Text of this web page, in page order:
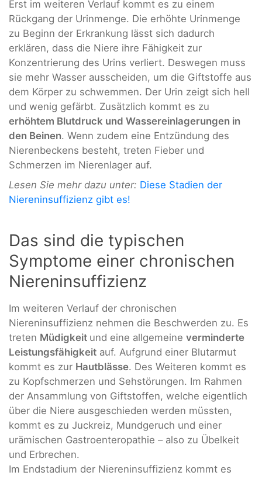
Erst im weiteren Verlauf kommt es zu einem
Rückgang der Urinmenge. Die erhöhte Urinmenge
zu Beginn der Erkrankung lässt sich dadurch
erklären, dass die Niere ihre Fähigkeit zur
Konzentrierung des Urins verliert. Deswegen muss
sie mehr Wasser ausscheiden, um die Giftstoffe aus
dem Körper zu schwemmen. Der Urin zeigt sich hell
und wenig gefärbt. Zusätzlich kommt es zu
erhöhtem Blutdruck und Wassereinlagerungen in
den Beinen. Wenn zudem eine Entzündung des
Nierenbeckens besteht, treten Fieber und
Schmerzen im Nierenlager auf.
Lesen Sie mehr dazu unter: Diese Stadien der
Niereninsuffizienz gibt es!
Das sind die typischen
Symptome einer chronischen
Niereninsuffizienz
Im weiteren Verlauf der chronischen
Niereninsuffizienz nehmen die Beschwerden zu. Es
treten Müdigkeit und eine allgemeine verminderte
Leistungsfähigkeit auf. Aufgrund einer Blutarmut
kommt es zur Hautblässe. Des Weiteren kommt es
zu Kopfschmerzen und Sehstörungen. Im Rahmen
der Ansammlung von Giftstoffen, welche eigentlich
über die Niere ausgeschieden werden müssten,
kommt es zu Juckreiz, Mundgeruch und einer
urämischen Gastroenteropathie – also zu Übelkeit
und Erbrechen.
Im Endstadium der Niereninsuffizienz kommt es